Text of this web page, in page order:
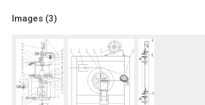
Images (3)